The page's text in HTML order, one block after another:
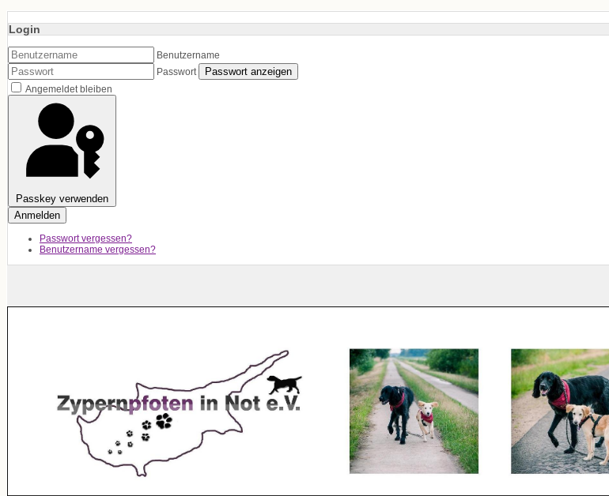
Login
Benutzername
Passwort
Passwort anzeigen
Angemeldet bleiben
Passkey verwenden
Anmelden
Passwort vergessen?
Benutzername vergessen?